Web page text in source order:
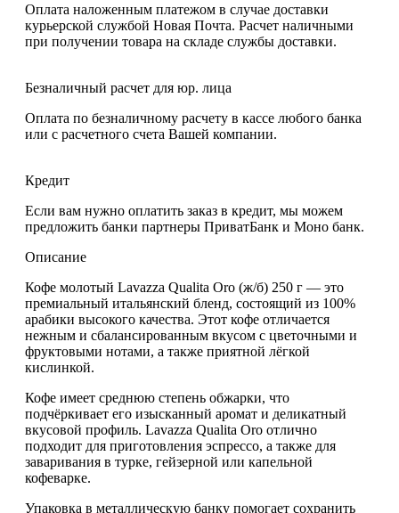
Оплата наложенным платежом в случае доставки
курьерской службой Новая Почта. Расчет наличными
при получении товара на складе службы доставки.
Безналичный расчет для юр. лица
Оплата по безналичному расчету в кассе любого банка
или с расчетного счета Вашей компании.
Кредит
Если вам нужно оплатить заказ в кредит, мы можем
предложить банки партнеры ПриватБанк и Моно банк.
Описание
Кофе молотый Lavazza Qualita Oro (ж/б) 250 г — это
премиальный итальянский бленд, состоящий из 100%
арабики высокого качества. Этот кофе отличается
нежным и сбалансированным вкусом с цветочными и
фруктовыми нотами, а также приятной лёгкой
кислинкой.
Кофе имеет среднюю степень обжарки, что
подчёркивает его изысканный аромат и деликатный
вкусовой профиль. Lavazza Qualita Oro отлично
подходит для приготовления эспрессо, а также для
заваривания в турке, гейзерной или капельной
кофеварке.
Упаковка в металлическую банку помогает сохранить